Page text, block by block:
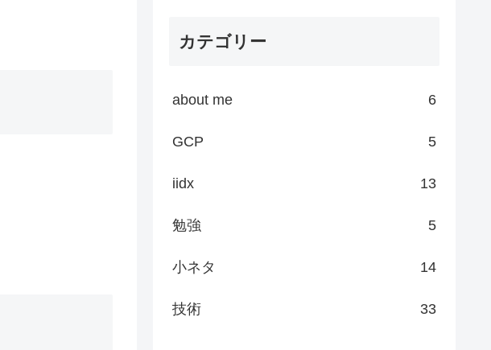
カテゴリー
about me 6
GCP 5
iidx 13
勉強 5
小ネタ 14
技術 33